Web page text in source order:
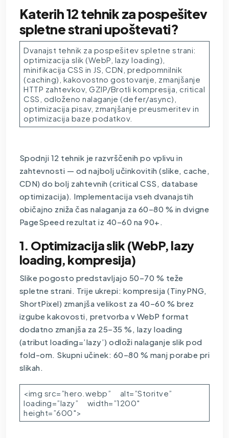
Katerih 12 tehnik za pospešitev
spletne strani upoštevati?
Dvanajst tehnik za pospešitev spletne strani:
optimizacija slik (WebP, lazy loading),
minifikacija CSS in JS, CDN, predpomnilnik
(caching), kakovostno gostovanje, zmanjšanje
HTTP zahtevkov, GZIP/Brotli kompresija, critical
CSS, odloženo nalaganje (defer/async),
optimizacija pisav, zmanjšanje preusmeritev in
optimizacija baze podatkov.
Spodnji 12 tehnik je razvrščenih po vplivu in
zahtevnosti — od najbolj učinkovitih (slike, cache,
CDN) do bolj zahtevnih (critical CSS, database
optimizacija). Implementacija vseh dvanajstih
običajno zniža čas nalaganja za 60–80 % in dvigne
PageSpeed rezultat iz 40–60 na 90+.
1. Optimizacija slik (WebP, lazy
loading, kompresija)
Slike pogosto predstavljajo 50–70 % teže
spletne strani. Trije ukrepi: kompresija (TinyPNG,
ShortPixel) zmanjša velikost za 40–60 % brez
izgube kakovosti, pretvorba v WebP format
dodatno zmanjša za 25–35 %, lazy loading
(atribut loading=’lazy’) odloži nalaganje slik pod
fold-om. Skupni učinek: 60–80 % manj porabe pri
slikah.
<img src=”hero.webp” alt=”Storitve”
loading=”lazy” width=”1200″
height=”600″>